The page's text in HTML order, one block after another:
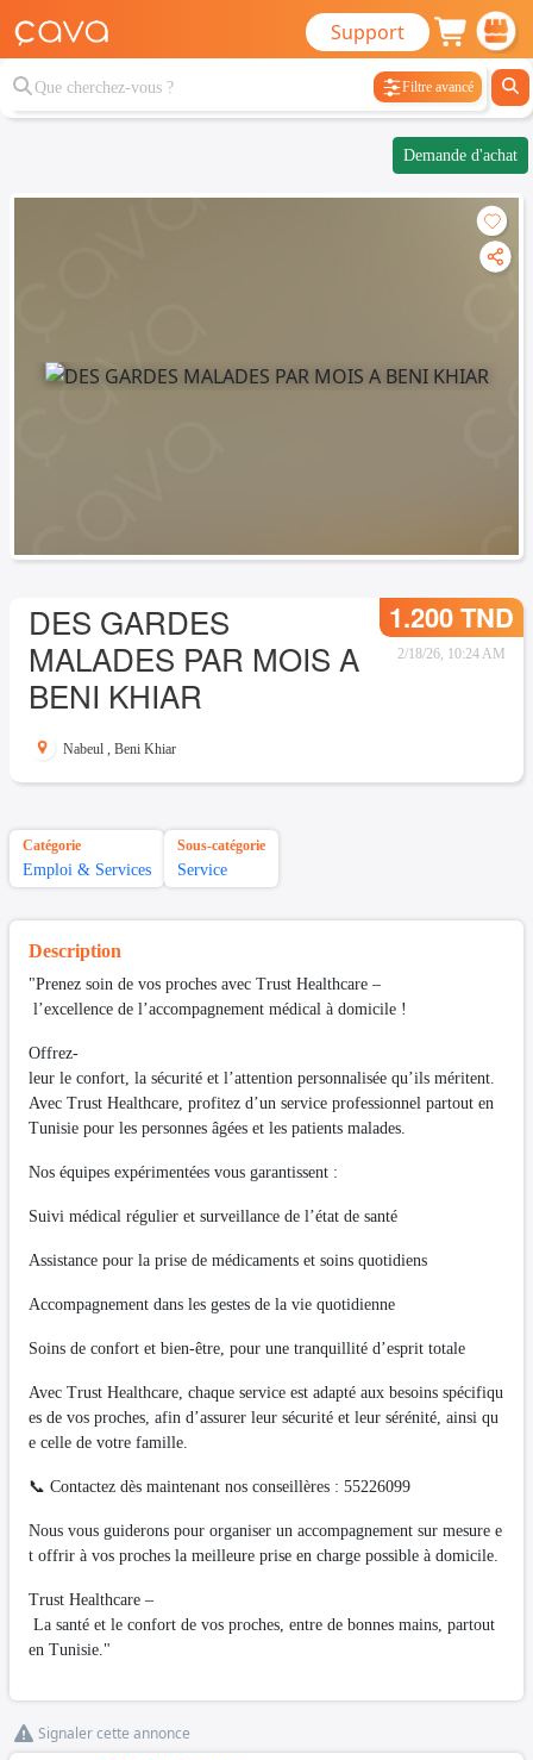
Support
Filtre avancé
Demande d'achat
DES GARDES
MALADES PAR MOIS A
BENI KHIAR
1.200 TND
2/18/26, 10:24 AM
Nabeul , Beni Khiar
Catégorie
Emploi & Services
Sous-catégorie
Service
Description
"Prenez soin de vos proches avec Trust Healthcare –
l’excellence de l’accompagnement médical à domicile !
Offrez-
leur le confort, la sécurité et l’attention personnalisée qu’ils méritent.
Avec Trust Healthcare, profitez d’un service professionnel partout en
Tunisie pour les personnes âgées et les patients malades.
Nos équipes expérimentées vous garantissent :
Suivi médical régulier et surveillance de l’état de santé
Assistance pour la prise de médicaments et soins quotidiens
Accompagnement dans les gestes de la vie quotidienne
Soins de confort et bien-être, pour une tranquillité d’esprit totale
Avec Trust Healthcare, chaque service est adapté aux besoins spécifiqu
es de vos proches, afin d’assurer leur sécurité et leur sérénité, ainsi qu
e celle de votre famille.
📞 Contactez dès maintenant nos conseillères : 55226099
Nous vous guiderons pour organiser un accompagnement sur mesure e
t offrir à vos proches la meilleure prise en charge possible à domicile.
Trust Healthcare –
La santé et le confort de vos proches, entre de bonnes mains, partout
en Tunisie."
Signaler cette annonce